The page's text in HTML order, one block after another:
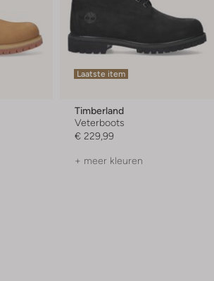
Laatste item
Timberland
Veterboots
€ 229,99
+ meer kleuren